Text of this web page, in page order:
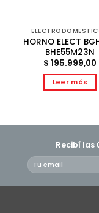
HORNO ELECT
BHE55M23N
$ 195.999,00
Leer más
Recibí